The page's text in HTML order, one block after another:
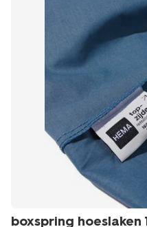
boxspring hoeslaken